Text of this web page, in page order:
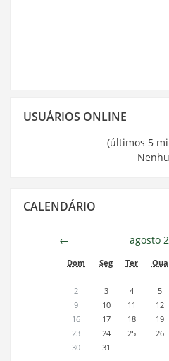
Usuários
USUÁRIOS ONLINE
(últimos 5
Calendário
CALENDÁRIO
← agosto
Dom Seg Ter Qua
2
3 4 5
9
10 11 12
16
17 18 19
23
24 25 26
30
31